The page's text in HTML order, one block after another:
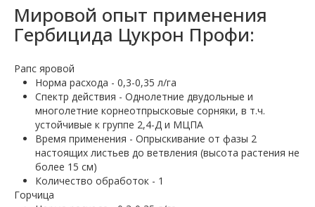
Мировой опыт применения
Гербицида Цукрон Профи:
Рапс яровой
Норма расхода - 0,3-0,35 л/га
Спектр действия - Однолетние двудольные и
многолетние корнеотпрысковые сорняки, в т.ч.
устойчивые к группе 2,4-Д и МЦПА
Время применения - Опрыскивание от фазы 2
настоящих листьев до ветвления (высота растения не
более 15 см)
Количество обработок - 1
Горчица